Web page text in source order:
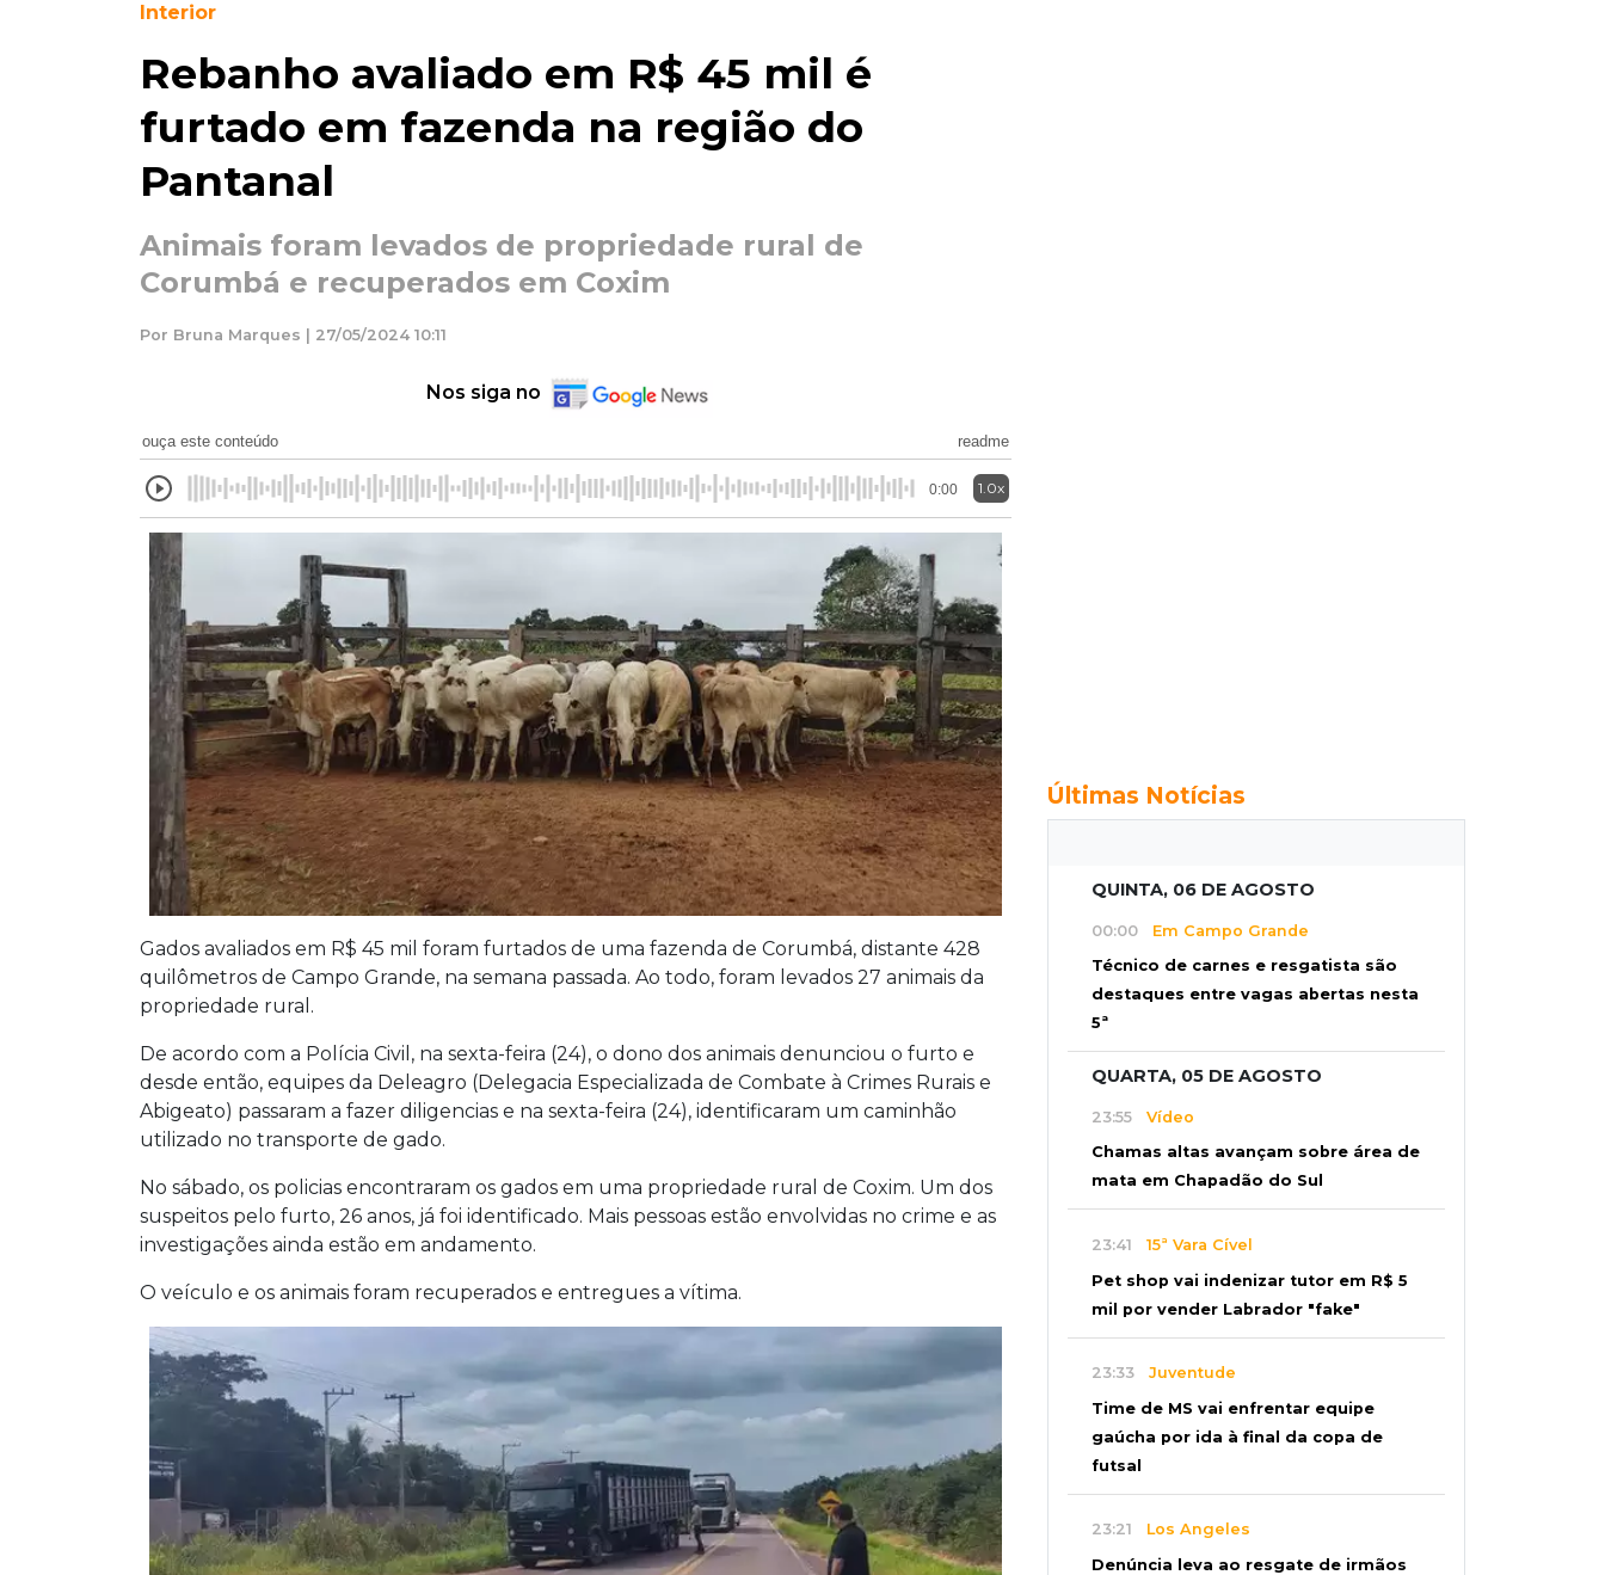
Interior
Rebanho avaliado em R$ 45 mil é
furtado em fazenda na região do
Pantanal
Animais foram levados de propriedade rural de
Corumbá e recuperados em Coxim
Por Bruna Marques | 27/05/2024 10:11
Nos siga no
ouça este conteúdo readme
0:00 1.0x
Gados avaliados em R$ 45 mil foram furtados de uma fazenda de Corumbá, distante 428
quilômetros de Campo Grande, na semana passada. Ao todo, foram levados 27 animais da
propriedade rural.
De acordo com a Polícia Civil, na sexta-feira (24), o dono dos animais denunciou o furto e
desde então, equipes da Deleagro (Delegacia Especializada de Combate à Crimes Rurais e
Abigeato) passaram a fazer diligencias e na sexta-feira (24), identificaram um caminhão
utilizado no transporte de gado.
No sábado, os policias encontraram os gados em uma propriedade rural de Coxim. Um dos
suspeitos pelo furto, 26 anos, já foi identificado. Mais pessoas estão envolvidas no crime e as
investigações ainda estão em andamento.
O veículo e os animais foram recuperados e entregues a vítima.
Últimas Notícias
QUINTA, 06 DE AGOSTO
00:00 Em Campo Grande
Técnico de carnes e resgatista são
destaques entre vagas abertas nesta
5ª
QUARTA, 05 DE AGOSTO
23:55 Vídeo
Chamas altas avançam sobre área de
mata em Chapadão do Sul
23:41 15ª Vara Cível
Pet shop vai indenizar tutor em R$ 5
mil por vender Labrador "fake"
23:33 Juventude
Time de MS vai enfrentar equipe
gaúcha por ida à final da copa de
futsal
23:21 Los Angeles
Denúncia leva ao resgate de irmãos